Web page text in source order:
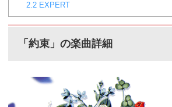
2.2 EXPERT
「約束」の楽曲詳細